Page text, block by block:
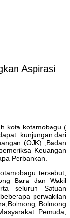
Aspirasi
kota kotamobagu (
kunjungan dari
(OJK) ,Badan
Keuangan
Perbankan.
tersebut,
Bara dan Wakil
seluruh Satuan
perwakilan
Bolmong
Pemuda,